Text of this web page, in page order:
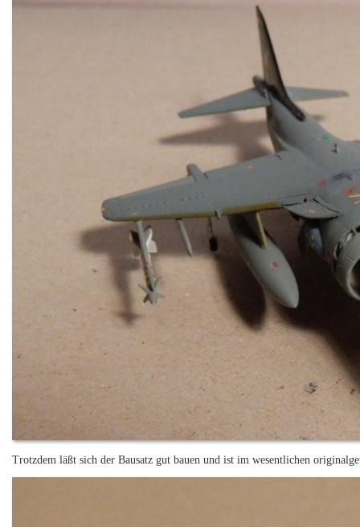
Trotzdem läßt sich der Bausatz gut bauen und ist im wesentlichen